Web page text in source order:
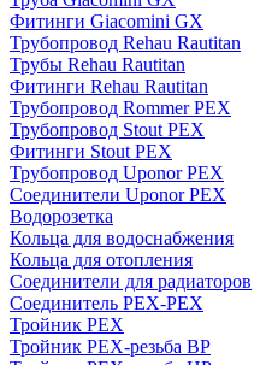
Фитинги Giacomini GX
Трубопровод Rehau Rautitan
Трубы Rehau Rautitan
Фитинги Rehau Rautitan
Трубопровод Rommer PEX
Трубопровод Stout PEX
Фитинги Stout PEX
Трубопровод Uponor PEX
Соединители Uponor PEX
Водорозетка
Кольца для водоснабжения
Кольца для отопления
Соединители для радиаторов
Соединитель PEX-PEX
Тройник PEX
Тройник PEX-резьба ВР